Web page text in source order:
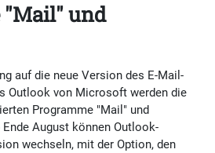
"Mail" und
auf die neue Version des E-Mail-
Outlook von Microsoft werden die
Programme "Mail" und
August können Outlook-
wechseln, mit der Option, den